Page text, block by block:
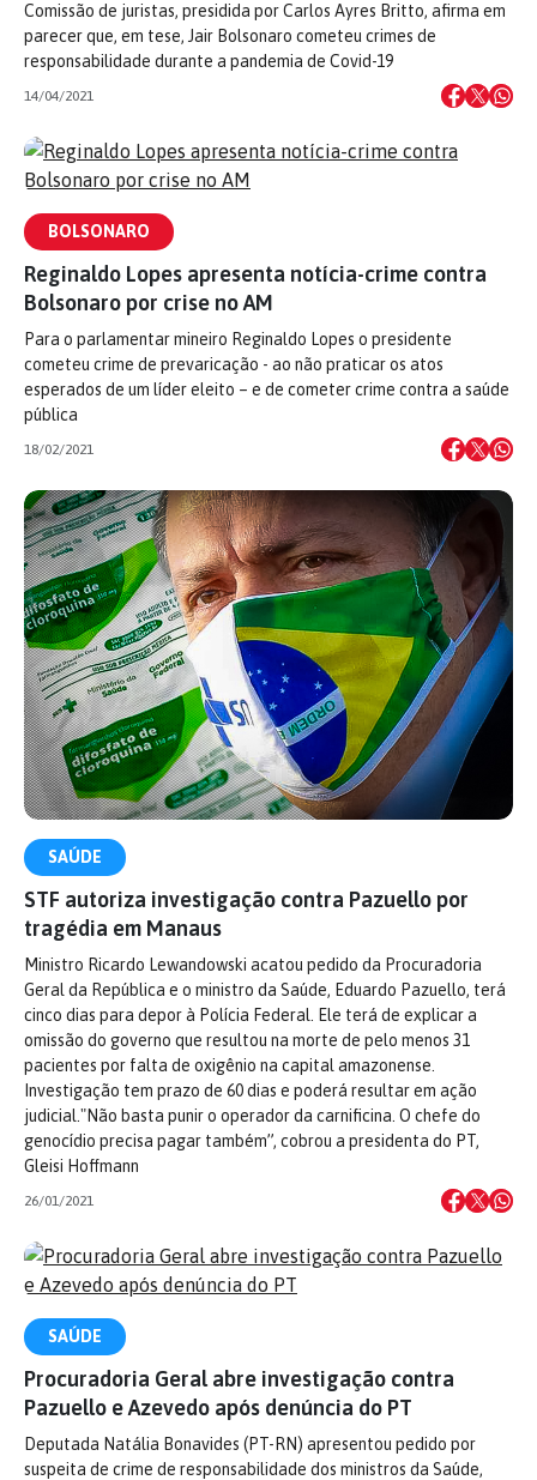
Comissão de juristas, presidida por Carlos Ayres Britto, afirma em
parecer que, em tese, Jair Bolsonaro cometeu crimes de
responsabilidade durante a pandemia de Covid-19
14/04/2021
BOLSONARO
Reginaldo Lopes apresenta notícia-crime contra
Bolsonaro por crise no AM
Para o parlamentar mineiro Reginaldo Lopes o presidente
cometeu crime de prevaricação - ao não praticar os atos
esperados de um líder eleito – e de cometer crime contra a saúde
pública
18/02/2021
SAÚDE
STF autoriza investigação contra Pazuello por
tragédia em Manaus
Ministro Ricardo Lewandowski acatou pedido da Procuradoria
Geral da República e o ministro da Saúde, Eduardo Pazuello, terá
cinco dias para depor à Polícia Federal. Ele terá de explicar a
omissão do governo que resultou na morte de pelo menos 31
pacientes por falta de oxigênio na capital amazonense.
Investigação tem prazo de 60 dias e poderá resultar em ação
judicial."Não basta punir o operador da carnificina. O chefe do
genocídio precisa pagar também”, cobrou a presidenta do PT,
Gleisi Hoffmann
26/01/2021
SAÚDE
Procuradoria Geral abre investigação contra
Pazuello e Azevedo após denúncia do PT
Deputada Natália Bonavides (PT-RN) apresentou pedido por
suspeita de crime de responsabilidade dos ministros da Saúde,